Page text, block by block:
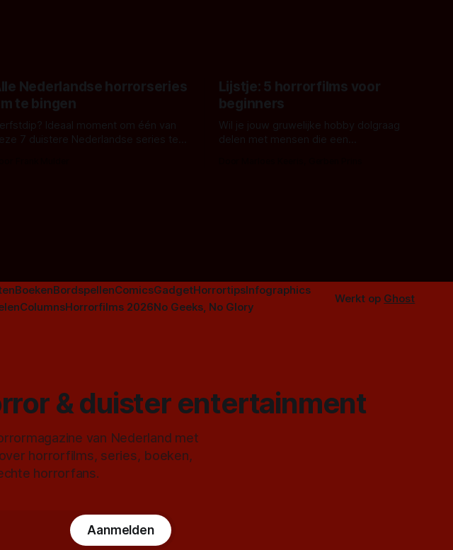
Nederlandse horrorseries
te bingen
Ideaal moment om één van
7 duistere Nederlandse series te
Lijstje: 5 horrorfilms voor
beginners
Wil je jouw gruwelijke hobby dolgraag
delen met mensen die een
BoekenBordspellenComicsGadgetHorrortipsInfographics
ColumnsHorrorfilms 2026No Geeks, No Glory
Werkt op Ghost
& duister entertainment
van Nederland met
horrorfilms, series, boeken,
horrorfans.
Aanmelden